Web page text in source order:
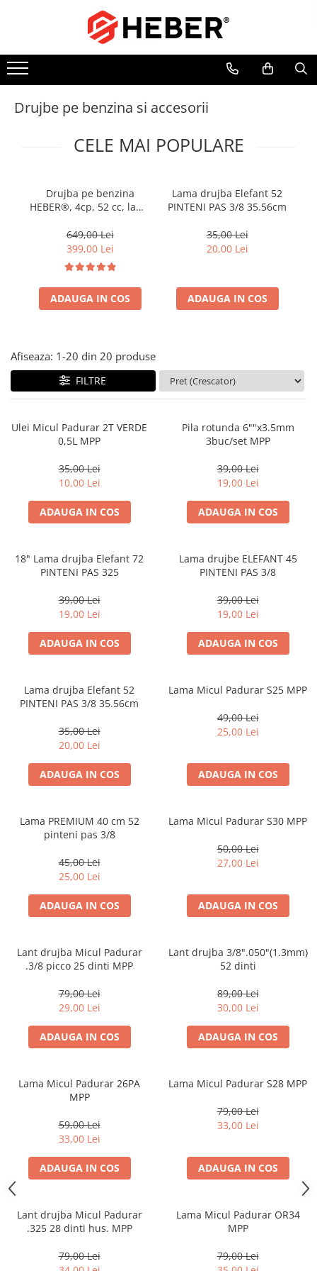
Pompe submersibile
Pompe apa de suprafata
Pompe de stropit
Pompe de stropit electrice
Atomizoare
Mori electrice cereale
Motoare electrice
Articole sanitare
Coloane dus
Baterii de bucatarie
Betoniere si vibratoare beton
Accesorii beton
Roabe
Drujbe pe benzina si accesorii
CELE MAI POPULARE
Drujba pe benzina
HEBER®, 4cp, 52 cc, lama
accesorii incluse
649,00 Lei
399,00 Lei
ADAUGA IN COS
Lama drujba Elefant 52
PINTENI PAS 3/8 35.56cm
35,00 Lei
20,00 Lei
ADAUGA IN COS
Afiseaza: 1-20 din 20 produse
FILTRE
Ulei Micul Padurar 2T VERDE
0,5L MPP
35,00 Lei
10,00 Lei
ADAUGA IN COS
Pila rotunda 6""x3.5mm
3buc/set MPP
39,00 Lei
19,00 Lei
ADAUGA IN COS
18" Lama drujba Elefant 72
PINTENI PAS 325
39,00 Lei
19,00 Lei
ADAUGA IN COS
Lama drujbe ELEFANT 45
PINTENI PAS 3/8
39,00 Lei
19,00 Lei
ADAUGA IN COS
Lama drujba Elefant 52
PINTENI PAS 3/8 35.56cm
35,00 Lei
20,00 Lei
ADAUGA IN COS
Lama Micul Padurar S25 MPP
49,00 Lei
25,00 Lei
ADAUGA IN COS
Lama PREMIUM 40 cm 52
pinteni pas 3/8
45,00 Lei
25,00 Lei
ADAUGA IN COS
Lama Micul Padurar S30 MPP
50,00 Lei
27,00 Lei
ADAUGA IN COS
Lant drujba Micul Padurar
.3/8 picco 25 dinti MPP
79,00 Lei
29,00 Lei
ADAUGA IN COS
Lant drujba 3/8".050"(1.3mm)
52 dinti
89,00 Lei
30,00 Lei
ADAUGA IN COS
Lama Micul Padurar 26PA
MPP
59,00 Lei
33,00 Lei
ADAUGA IN COS
Lama Micul Padurar S28 MPP
79,00 Lei
33,00 Lei
ADAUGA IN COS
Lant drujba Micul Padurar
.325 28 dinti hus. MPP
79,00 Lei
Lama Micul Padurar OR34
MPP
79,00 Lei